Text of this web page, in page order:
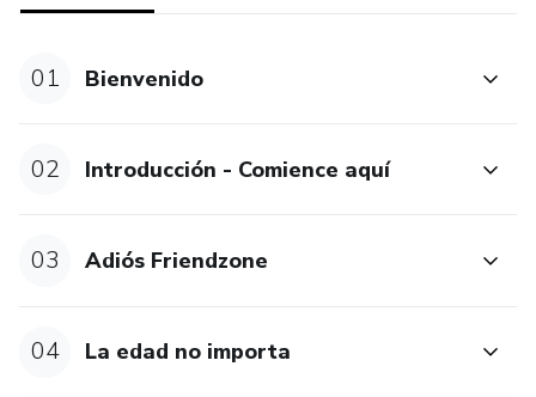
01 Bienvenido
02 Introducción - Comience aquí
03 Adiós Friendzone
04 La edad no importa